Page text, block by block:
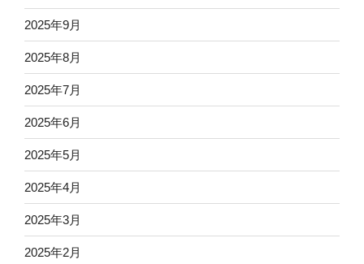
2025年9月
2025年8月
2025年7月
2025年6月
2025年5月
2025年4月
2025年3月
2025年2月